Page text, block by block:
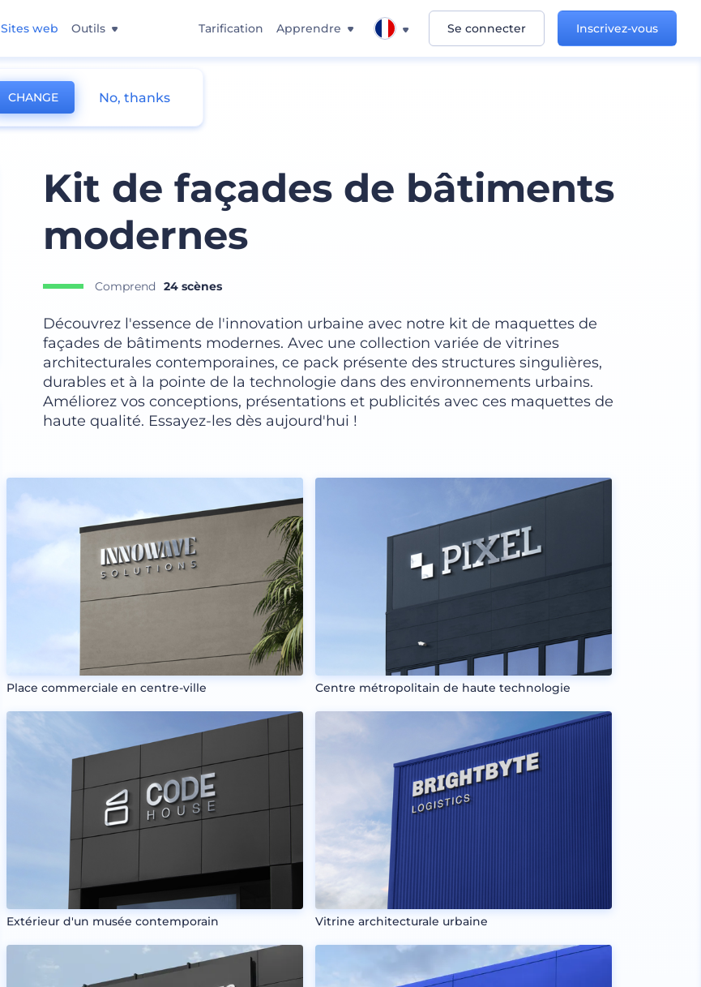
Sites web Outils Tarification Apprendre Se connecter Inscrivez-vous
Kit de façades de bâtiments
modernes
Comprend 24 scènes
Découvrez l'essence de l'innovation urbaine avec notre kit de maquettes de
façades de bâtiments modernes. Avec une collection variée de vitrines
architecturales contemporaines, ce pack présente des structures singulières,
durables et à la pointe de la technologie dans des environnements urbains.
Améliorez vos conceptions, présentations et publicités avec ces maquettes de
haute qualité. Essayez-les dès aujourd'hui !
Place commerciale en centre-ville
Extérieur d'un musée contemporain
Centre métropolitain de haute technologie
Vitrine architecturale urbaine
CHANGE No, thanks